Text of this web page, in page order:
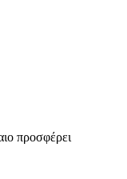
προσφέρει